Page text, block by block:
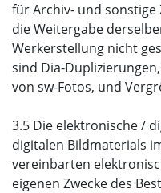
für Archiv- und sonstige
die Weitergabe
Werkerstellung nicht
sind Dia-
von sw-Fotos, und
3.5 Die elektronische /
digitalen Bildmaterials
vereinbarten
eigenen Zwecke des